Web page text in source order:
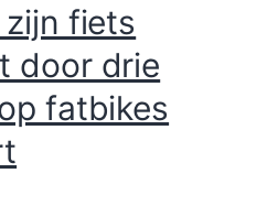
fiets
door drie
fatbikes